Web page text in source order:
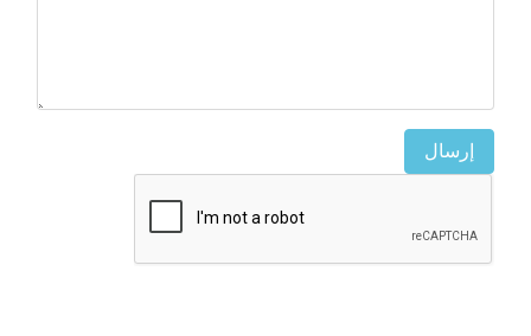
إرسال